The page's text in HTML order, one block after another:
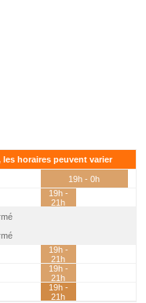
horaires peuvent varier
19h - 0h
19h -
21h
19h -
21h
19h -
21h
19h -
21h